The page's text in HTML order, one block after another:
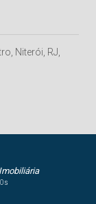
, Niterói, RJ,